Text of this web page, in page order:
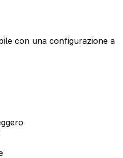
con una configurazione a